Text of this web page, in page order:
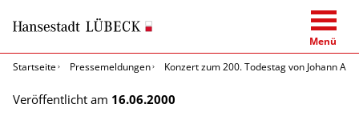
Menü
Startseite
Pressemeldungen Konzert zum 200. Todestag von Johann
Veröffentlicht am 16.06.2000